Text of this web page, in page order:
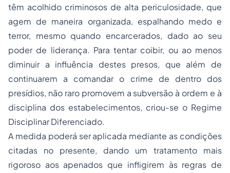
têm acolhido criminosos de alta periculosidade, que
agem de maneira organizada, espalhando medo e
terror, mesmo quando encarcerados, dado ao seu
poder de liderança. Para tentar coibir, ou ao menos
diminuir a influência destes presos, que além de
continuarem a comandar o crime de dentro dos
presídios, não raro promovem a subversão à ordem e à
disciplina dos estabelecimentos, criou-se o Regime
Disciplinar Diferenciado.
A medida poderá ser aplicada mediante as condições
citadas no presente, dando um tratamento mais
rigoroso aos apenados que infligirem às regras de